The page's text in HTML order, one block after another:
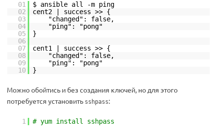
01
$ ansible all -m ping
02
cent2 | success >> {
03
"changed": false,
04
"ping": "pong"
05
}
06
07
cent1 | success >> {
08
"changed": false,
09
"ping": "pong"
10
}
Можно обойтись и без создания ключей, но для этого
потребуется установить sshpass:
1
# yum install sshpass